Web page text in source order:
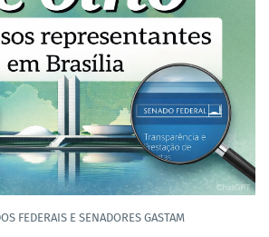
FEDERAIS E SENADORES GASTAM